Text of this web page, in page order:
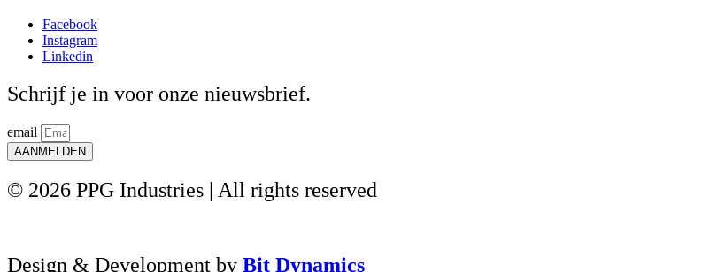
Facebook
Instagram
Linkedin
Schrijf je in voor onze nieuwsbrief.
email
AANMELDEN
© 2026 PPG Industries | All rights reserved
Design & Development by Bit Dynamics